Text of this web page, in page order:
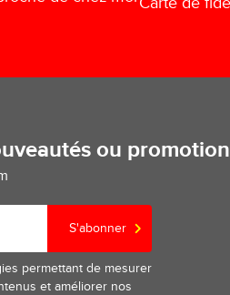
ou
S'abonner
permettant de mesurer
et améliorer nos